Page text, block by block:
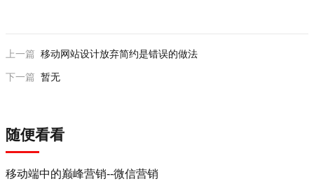
上一篇 移动网站设计放弃简约是错误的做法
下一篇 暂无
随便看看
移动端中的巅峰营销--微信营销